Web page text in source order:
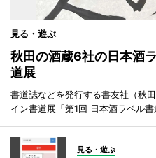
見る・遊ぶ
秋田の酒蔵6社の日本酒
道展
書道誌などを発行する書友社（秋
イン書道展「第1回 日本酒ラベル書
見る・遊ぶ